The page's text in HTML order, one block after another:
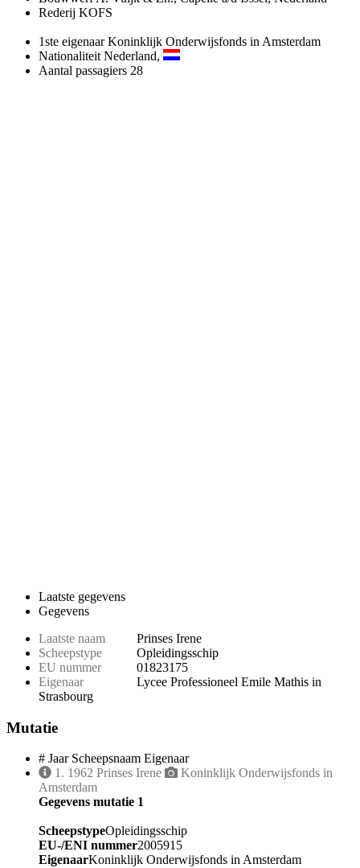
Rederij KOFS
1ste eigenaar Koninklijk Onderwijsfonds in Amsterdam
Nationaliteit Nederland,
Aantal passagiers 28
Laatste gegevens
Gegevens
Laatste naam
Prinses Irene
Scheepstype
Opleidingsschip
EU nummer
01823175
Eigenaar
Lycee Professioneel Emile Mathis in
Strasbourg
Mutatie
# Jaar Scheepsnaam Eigenaar
1. 1962 Prinses Irene
Koninklijk Onderwijsfonds in
Amsterdam
Gegevens mutatie 1
ScheepstypeOpleidingsschip
EU-/ENI nummer2005915
EigenaarKoninklijk Onderwijsfonds in Amsterdam